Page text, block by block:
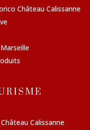
Château Calissanne
Calissanne